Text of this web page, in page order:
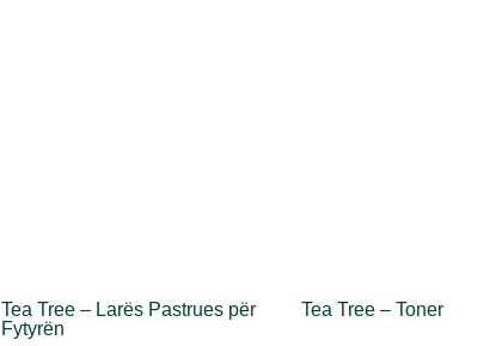
Tea Tree – Larës Pastrues për
Fytyrën
Tea Tree – Toner